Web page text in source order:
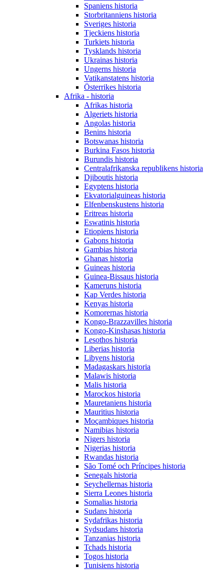
Spaniens historia
Storbritanniens historia
Sveriges historia
Tjeckiens historia
Turkiets historia
Tysklands historia
Ukrainas historia
Ungerns historia
Vatikanstatens historia
Österrikes historia
Afrika - historia
Afrikas historia
Algeriets historia
Angolas historia
Benins historia
Botswanas historia
Burkina Fasos historia
Burundis historia
Centralafrikanska republikens historia
Djiboutis historia
Egyptens historia
Ekvatorialguineas historia
Elfenbenskustens historia
Eritreas historia
Eswatinis historia
Etiopiens historia
Gabons historia
Gambias historia
Ghanas historia
Guineas historia
Guinea-Bissaus historia
Kameruns historia
Kap Verdes historia
Kenyas historia
Komorernas historia
Kongo-Brazzavilles historia
Kongo-Kinshasas historia
Lesothos historia
Liberias historia
Libyens historia
Madagaskars historia
Malawis historia
Malis historia
Marockos historia
Mauretaniens historia
Mauritius historia
Moçambiques historia
Namibias historia
Nigers historia
Nigerias historia
Rwandas historia
São Tomé och Príncipes historia
Senegals historia
Seychellernas historia
Sierra Leones historia
Somalias historia
Sudans historia
Sydafrikas historia
Sydsudans historia
Tanzanias historia
Tchads historia
Togos historia
Tunisiens historia